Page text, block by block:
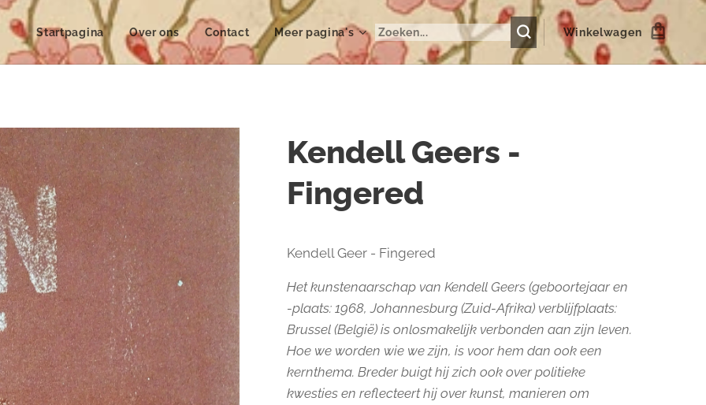
Startpagina Over ons Contact Meer pagina's Winkelwagen
Kendell Geers -
Fingered
Kendell Geer - Fingered
Het kunstenaarschap van Kendell Geers (geboortejaar en
-plaats: 1968, Johannesburg (Zuid-Afrika) verblijfplaats:
Brussel (België) is onlosmakelijk verbonden aan zijn leven.
Hoe we worden wie we zijn, is voor hem dan ook een
kernthema. Breder buigt hij zich ook over politieke
kwesties en reflecteert hij over kunst, manieren om